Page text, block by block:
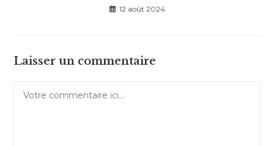
12 août 2024
Laisser un commentaire